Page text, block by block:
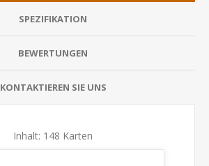
SPEZIFIKATION
BEWERTUNGEN
KONTAKTIEREN SIE UNS
Inhalt: 148 Karten